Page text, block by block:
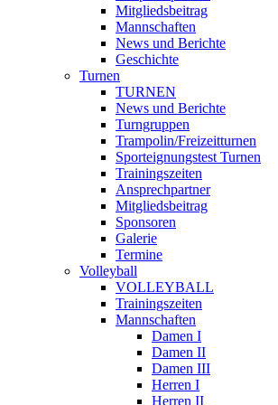
Mitgliedsbeitrag
Mannschaften
News und Berichte
Geschichte
Turnen
TURNEN
News und Berichte
Turngruppen
Trampolin/Freizeitturnen
Sporteignungstest Turnen
Trainingszeiten
Ansprechpartner
Mitgliedsbeitrag
Sponsoren
Galerie
Termine
Volleyball
VOLLEYBALL
Trainingszeiten
Mannschaften
Damen I
Damen II
Damen III
Herren I
Herren II